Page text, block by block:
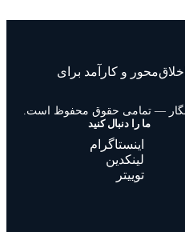
و کارآمد برای
ما را دنبال کنید
اینستاگرام
لینکدین
توییتر